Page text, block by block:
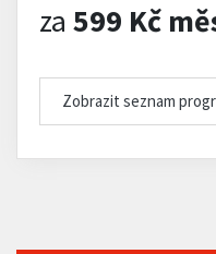
za 599 Kč
Zobrazit seznam